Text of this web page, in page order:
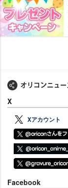
X
Xアカウント
Facebook